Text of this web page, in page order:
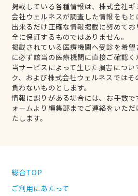
掲載している各種情報は、株式会社
会社ウェルネスが調査した情報をもと
出来るだけ正確な情報掲載に努めて
全に保証するものではありません。
掲載されている医療機関へ受診を希
に必ず該当の医療機関に直接ご確認く
当サービスによって生じた損害につい
ク、および株式会社ウェルネスでは
負わないものとします。
情報に誤りがある場合には、お手数
ォームより編集部までご連絡をいた
たします。
総合TOP
ご利用にあたって